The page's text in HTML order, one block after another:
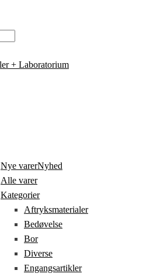
Nye varerNyhed
Alle varer
Kategorier
Aftryksmaterialer
Bedøvelse
Bor
Diverse
Engangsartikler